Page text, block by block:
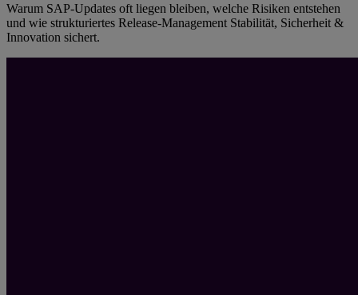
Warum SAP-Updates oft liegen bleiben, welche Risiken entstehen
und wie strukturiertes Release-Management Stabilität, Sicherheit &
Innovation sichert.